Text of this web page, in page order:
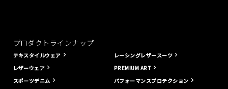
プロダクトラインナップ
テキスタイルウェア
レザーウェア
スポーツデニム
レーシングレザースーツ
PREMIUM ART
パフォーマンスプロテクション